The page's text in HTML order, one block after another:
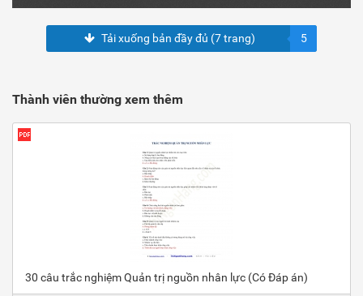
Tải xuống bản đầy đủ (7 trang) 5
Thành viên thường xem thêm
30 câu trắc nghiệm Quản trị nguồn nhân lực (Có Đáp án)